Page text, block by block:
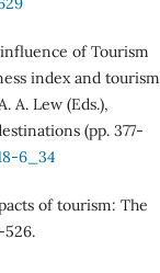
of Tourism
index and tourism
A. Lew (Eds.),
(pp. 377-
6_34
of tourism: The
526.